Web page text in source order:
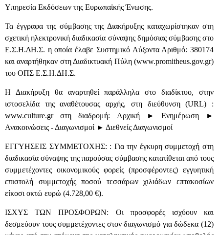
Υπηρεσία Εκδόσεων της Ευρωπαϊκής Ένωσης.
Τα έγγραφα της σύμβασης της Διακήρυξης καταχωρίστηκαν στη
σχετική ηλεκτρονική διαδικασία σύναψης δημόσιας σύμβασης στο
Ε.Σ.Η.ΔΗ.Σ. η οποία έλαβε Συστημικό Αύξοντα Αριθμό: 380174
και αναρτήθηκαν στη Διαδικτυακή Πύλη (www.promitheus.gov.gr)
του ΟΠΣ Ε.Σ.Η.ΔΗ.Σ.
Η Διακήρυξη θα αναρτηθεί παράλληλα στο διαδίκτυο, στην
ιστοσελίδα της αναθέτουσας αρχής, στη διεύθυνση (URL) :
www.culture.gr στη διαδρομή: Αρχική ► Ενημέρωση ►
Ανακοινώσεις - Διαγωνισμοί ► Διεθνείς Διαγωνισμοί
ΕΓΓΥΗΣΕΙΣ ΣΥΜΜΕΤΟΧΗΣ: : Για την έγκυρη συμμετοχή στη
διαδικασία σύναψης της παρούσας σύμβασης κατατίθεται από τους
συμμετέχοντες οικονομικούς φορείς (προσφέροντες) εγγυητική
επιστολή συμμετοχής ποσού τεσσάρων χιλιάδων επτακοσίων
είκοσι οκτώ ευρώ (4.728,00 €).
ΙΣΧΥΣ ΤΩΝ ΠΡΟΣΦΟΡΩΝ: Οι προσφορές ισχύουν και
δεσμεύουν τους συμμετέχοντες στον διαγωνισμό για δώδεκα (12)